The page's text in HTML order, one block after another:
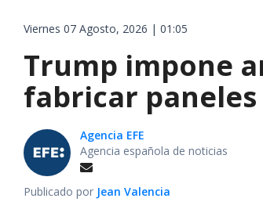
Viernes 07 Agosto, 2026 | 01:05
Trump impone
fabricar
Agencia EFE
Agencia española de noticias
Publicado por Jean Valencia